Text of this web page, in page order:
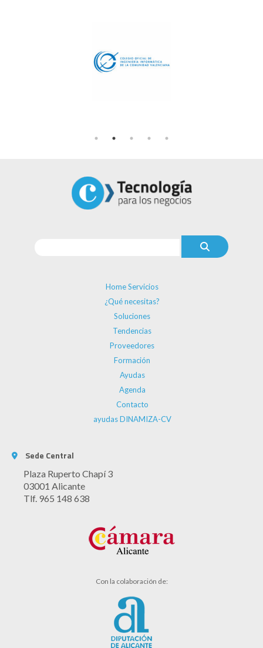
Home Servicios
¿Qué necesitas?
Soluciones
Tendencias
Proveedores
Formación
Ayudas
Agenda
Contacto
ayudas DINAMIZA-CV
Sede Central
Plaza Ruperto Chapí 3
03001 Alicante
Tlf. 965 148 638
Con la colaboración de: